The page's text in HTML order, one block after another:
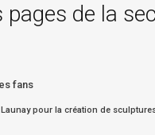
pages de la
fans
pour la création de